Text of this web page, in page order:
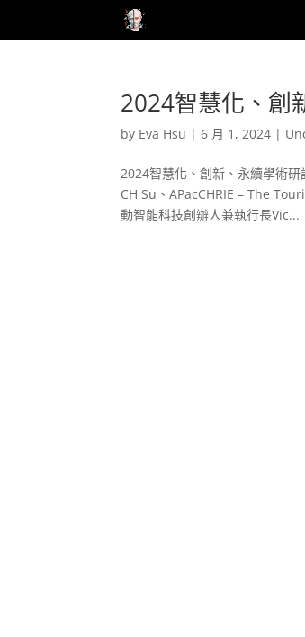
2024智慧化、創
by Eva Hsu |6 月 1, 2024 |
2024智慧化、創新、永續學術
CH Su、APacCHRIE – The
動智能科技創辦人兼執行長Vic...